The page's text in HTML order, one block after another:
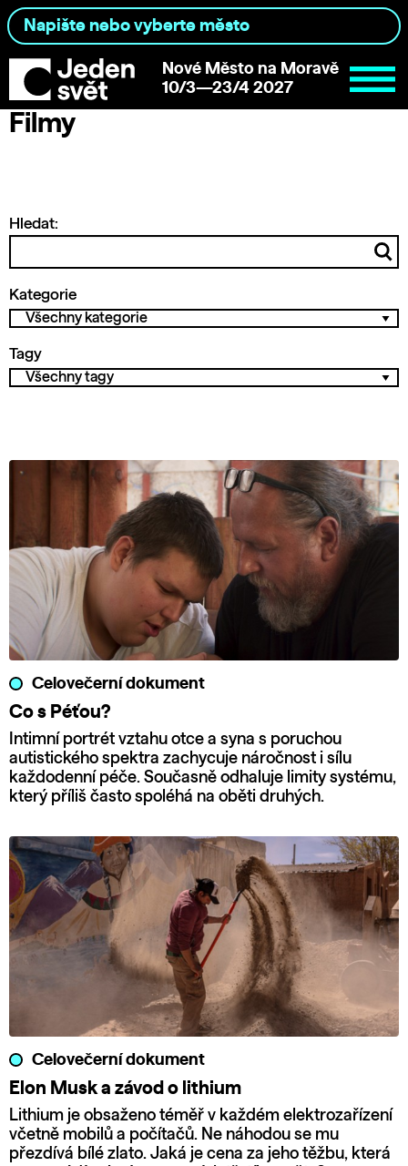
Nové Město na Moravě
10/3—23/4 2027
Filmy
Hledat:
Kategorie
Tagy
Celovečerní dokument
Co s Péťou?
Intimní portrét vztahu otce a syna s poruchou
autistického spektra zachycuje náročnost i sílu
každodenní péče. Současně odhaluje limity systému,
který příliš často spoléhá na oběti druhých.
Celovečerní dokument
Elon Musk a závod o lithium
Lithium je obsaženo téměř v každém elektrozařízení
včetně mobilů a počítačů. Ne náhodou se mu
přezdívá bílé zlato. Jaká je cena za jeho těžbu, která